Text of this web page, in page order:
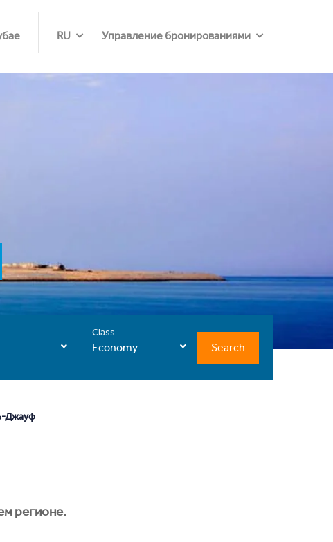
RU Управление бронированиями
Class
Economy Search
Джауф
регионе.